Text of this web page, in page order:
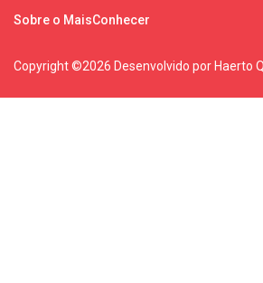
Sobre o MaisConhecer
Copyright ©2026 Desenvolvido por Haerto